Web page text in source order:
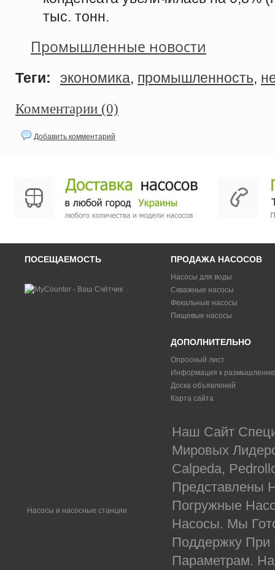
тыс. тонн.
Промышленные новости
Теги: экономика, промышленность,
Комментарии (0)
Добавить комментарий
ПОСЕЩАЕМОСТЬ ПРОДАЖА НАСОСОВ
Насосы для воды
Скважные насосы
Фекальные насосы
Пищевые насосы
ДОПОЛНИТЕЛЬНО
Опросный лист
Информация к размышлению
Доска объявлений
Карта сайта
Насосы и насосные станции
Наш Сайт
Мировых
Calpeda,
Представлены
Погружные
Насосы. Мы
Поддержку
Параметрам.